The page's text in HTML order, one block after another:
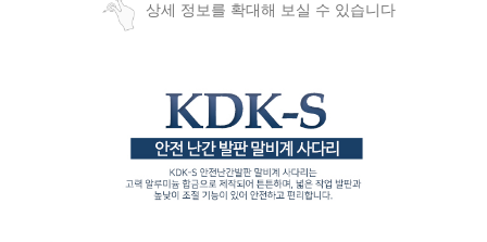
상세 정보를 확대해 보실 수 있습니다